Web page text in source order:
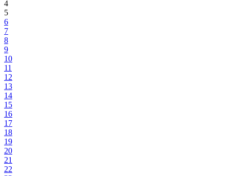
4
5
6
7
8
9
10
11
12
13
14
15
16
17
18
19
20
21
22